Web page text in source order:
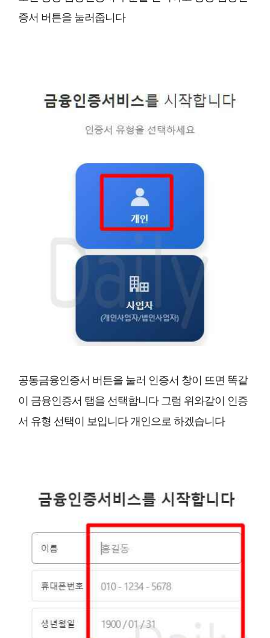
증서 버튼을 눌러줍니다
공동금융인증서 버튼을 눌러 인증서 창이 뜨면 똑같
이 금융인증서 탭을 선택합니다 그럼 위와같이 인증
서 유형 선택이 보입니다 개인으로 하겠습니다